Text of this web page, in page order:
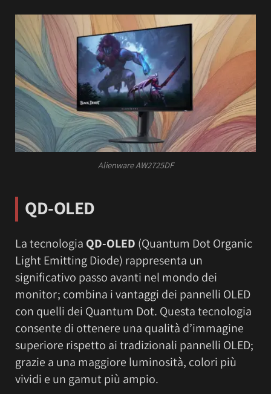
Alienware AW2725DF
QD-OLED
La tecnologia QD-OLED (Quantum Dot Organic
Light Emitting Diode) rappresenta un
significativo passo avanti nel mondo dei
monitor; combina i vantaggi dei pannelli OLED
con quelli dei Quantum Dot. Questa tecnologia
consente di ottenere una qualità d’immagine
superiore rispetto ai tradizionali pannelli OLED;
grazie a una maggiore luminosità, colori più
vividi e un gamut più ampio.